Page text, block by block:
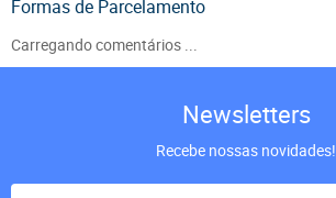
Formas de Parcelamento
Carregando comentários ...
Newsletters
Recebe nossas novidades!